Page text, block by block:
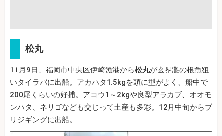
松丸
11月9日、福岡市中央区伊崎漁港から松丸が玄界灘の根魚狙
いタイラバに出船。アカハタ1.5kgを頭に型がよく、船中で
200尾くらいの好捕。アコウ1～2kgや良型アラカブ、オオモ
ンハタ、ネリゴなども交じって土産も多彩。12月中旬からブ
リジギングに出船。